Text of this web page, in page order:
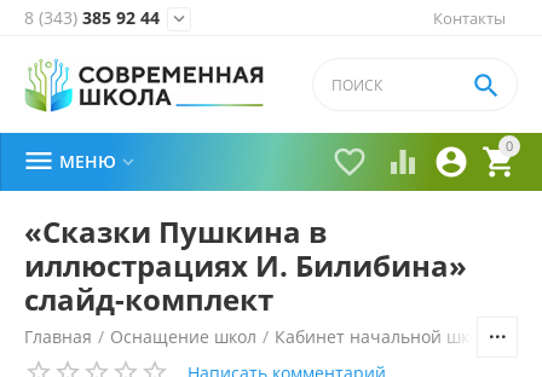
Контакты
8 (343) 385 92 44 
0


 

 МЕНЮ 
«Сказки Пушкина в
иллюстрациях И. Билибина»
слайд-комплект
Главная / Оснащение школ / Кабинет начальной школы